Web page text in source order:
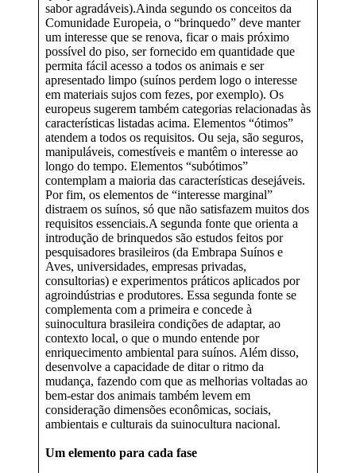
sabor agradáveis).Ainda segundo os conceitos da
Comunidade Europeia, o “brinquedo” deve manter
um interesse que se renova, ficar o mais próximo
possível do piso, ser fornecido em quantidade que
permita fácil acesso a todos os animais e ser
apresentado limpo (suínos perdem logo o interesse
em materiais sujos com fezes, por exemplo). Os
europeus sugerem também categorias relacionadas às
características listadas acima. Elementos “ótimos”
atendem a todos os requisitos. Ou seja, são seguros,
manipuláveis, comestíveis e mantêm o interesse ao
longo do tempo. Elementos “subótimos”
contemplam a maioria das características desejáveis.
Por fim, os elementos de “interesse marginal”
distraem os suínos, só que não satisfazem muitos dos
requisitos essenciais.A segunda fonte que orienta a
introdução de brinquedos são estudos feitos por
pesquisadores brasileiros (da Embrapa Suínos e
Aves, universidades, empresas privadas,
consultorias) e experimentos práticos aplicados por
agroindústrias e produtores. Essa segunda fonte se
complementa com a primeira e concede à
suinocultura brasileira condições de adaptar, ao
contexto local, o que o mundo entende por
enriquecimento ambiental para suínos. Além disso,
desenvolve a capacidade de ditar o ritmo da
mudança, fazendo com que as melhorias voltadas ao
bem-estar dos animais também levem em
consideração dimensões econômicas, sociais,
ambientais e culturais da suinocultura nacional.
Um elemento para cada fase